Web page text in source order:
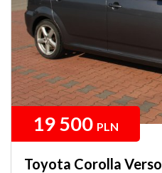
19 500 PLN
Toyota Corolla Verso